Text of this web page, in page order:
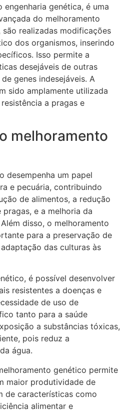
genética, é uma
do melhoramento
realizadas modificações
dos organismos, inserindo
Isso permite a
desejáveis de outras
genes indesejáveis. A
sido amplamente utilizada
a pragas e
melhoramento
desempenha um papel
e pecuária, contribuindo
de alimentos, a redução
e a melhoria da
disso, o melhoramento
para a preservação de
das culturas às
é possível desenvolver
resistentes a doenças e
de uso de
tanto para a saúde
a substâncias tóxicas,
pois reduz a
água.
genético permite
maior produtividade de
de características como
alimentar e